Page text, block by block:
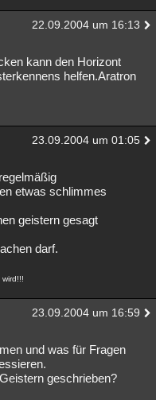
Allmystery English
Neue Geschlossen
22.09.2004 um 16:13
kann den Horizont
helfen.Aratron
23.09.2004 um 01:05
etwas schlimmes
geistern gesagt
darf.
23.09.2004 um 16:59
und was für Fragen
geschrieben?